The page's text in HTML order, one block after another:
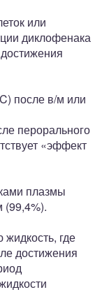
или
диклофенака
после в/м или
перорального
«эффект
плазмы
(99,4%).
где
достижения